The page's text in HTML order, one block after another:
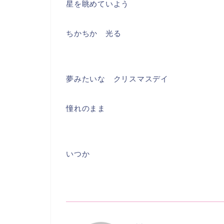
星を眺めていよう
ちかちか 光る
夢みたいな クリスマスデイ
憧れのまま
いつか